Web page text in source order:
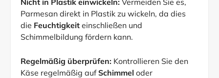
Nicht in Plastik einwickeln: Vermeiden Sie es,
Parmesan direkt in Plastik zu wickeln, da dies
die Feuchtigkeit einschließen und
Schimmelbildung fördern kann.
Regelmäßig überprüfen: Kontrollieren Sie den
Käse regelmäßig aufSchimmel oder